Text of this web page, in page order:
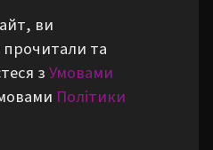
ви
та
зУмовами
Політики